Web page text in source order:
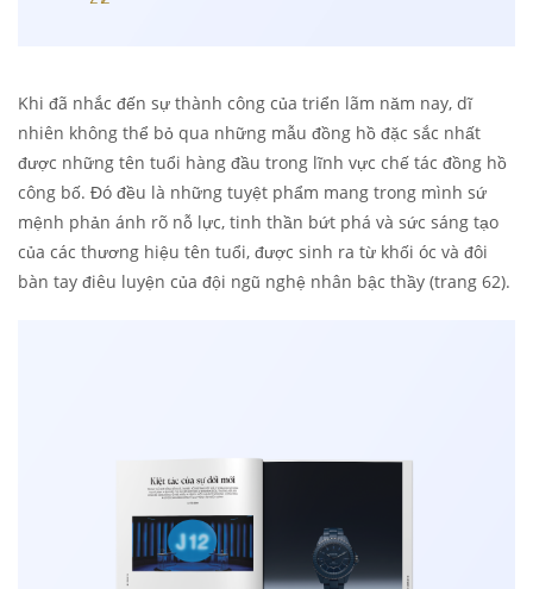
Khi đã nhắc đến sự thành công của triển lãm năm nay, dĩ
nhiên không thể bỏ qua những mẫu đồng hồ đặc sắc nhất
được những tên tuổi hàng đầu trong lĩnh vực chế tác đồng hồ
công bố. Đó đều là những tuyệt phẩm mang trong mình sứ
mệnh phản ánh rõ nỗ lực, tinh thần bứt phá và sức sáng tạo
của các thương hiệu tên tuổi, được sinh ra từ khối óc và đôi
bàn tay điêu luyện của đội ngũ nghệ nhân bậc thầy (trang 62).